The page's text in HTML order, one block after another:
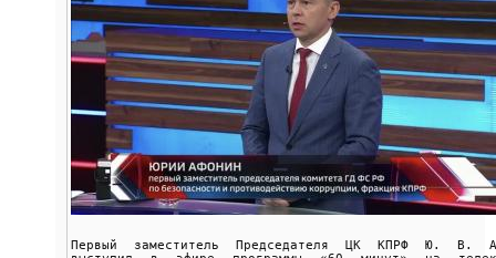
Первый заместитель Председателя ЦК КПРФ Ю. В.